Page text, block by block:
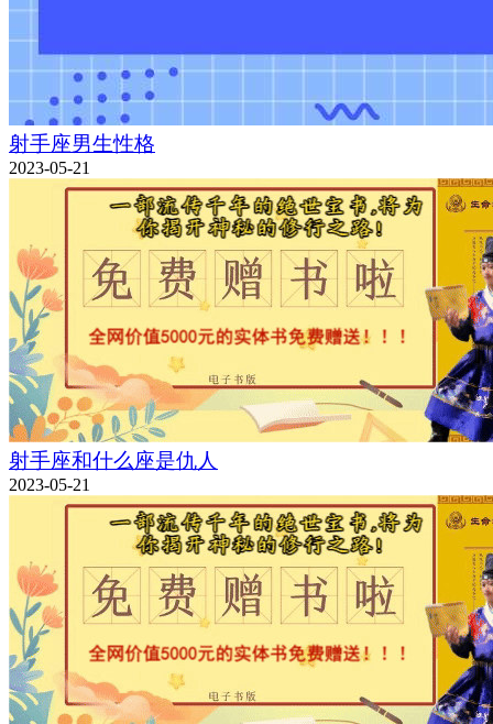
射手座男生性格
2023-05-21
射手座和什么座是仇人
2023-05-21